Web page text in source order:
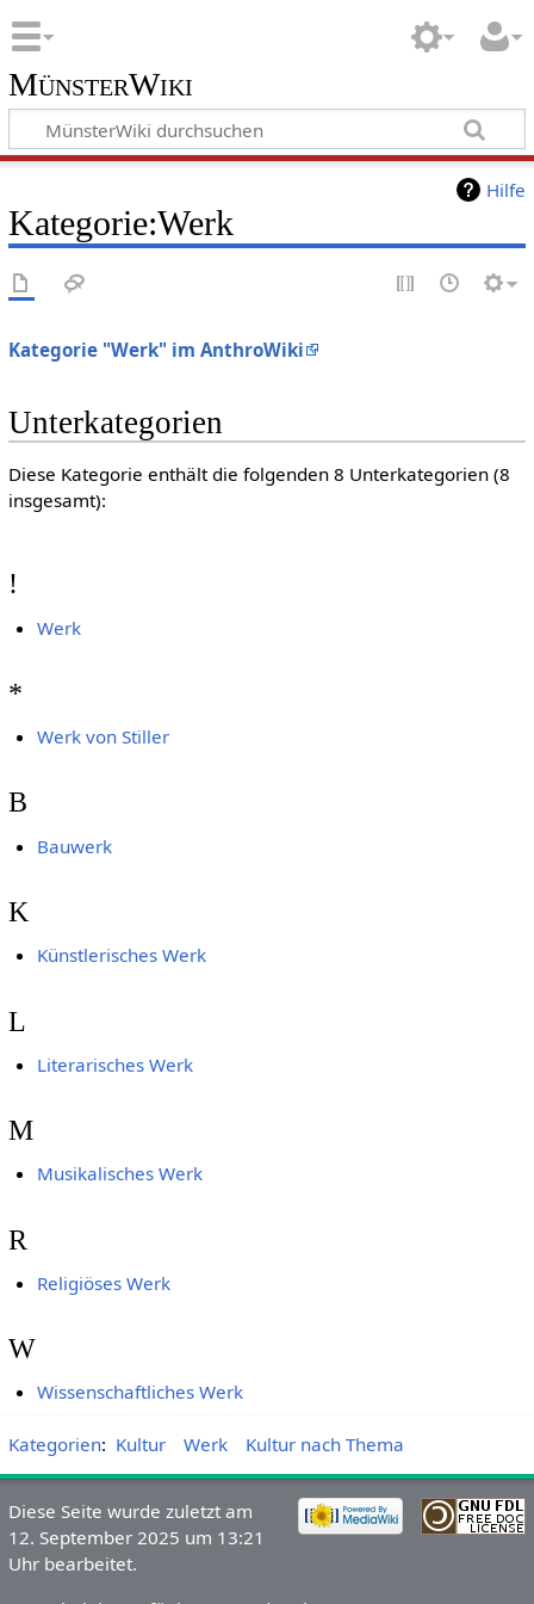
MünsterWiki
Hilfe
Kategorie:Werk
Kategorie "Werk" im AnthroWiki
Unterkategorien
Diese Kategorie enthält die folgenden 8 Unterkategorien (8
insgesamt):
!
Werk
*
Werk von Stiller
B
Bauwerk
K
Künstlerisches Werk
L
Literarisches Werk
M
Musikalisches Werk
R
Religiöses Werk
W
Wissenschaftliches Werk
Kategorien: Kultur Werk Kultur nach Thema
Diese Seite wurde zuletzt am
12. September 2025 um 13:21
Uhr bearbeitet.